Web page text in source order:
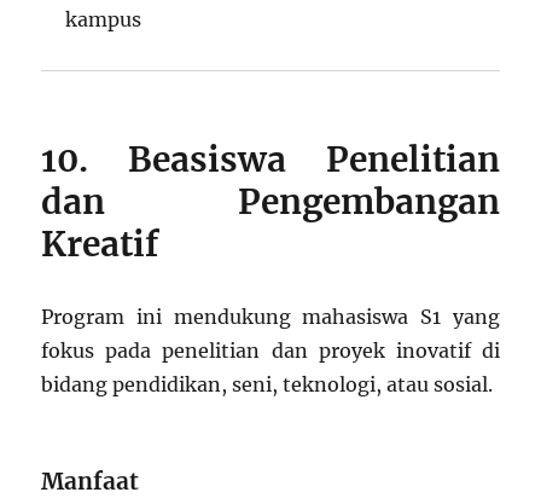
kampus
10. Beasiswa Penelitian
dan Pengembangan
Kreatif
Program ini mendukung mahasiswa S1 yang
fokus pada penelitian dan proyek inovatif di
bidang pendidikan, seni, teknologi, atau sosial.
Manfaat